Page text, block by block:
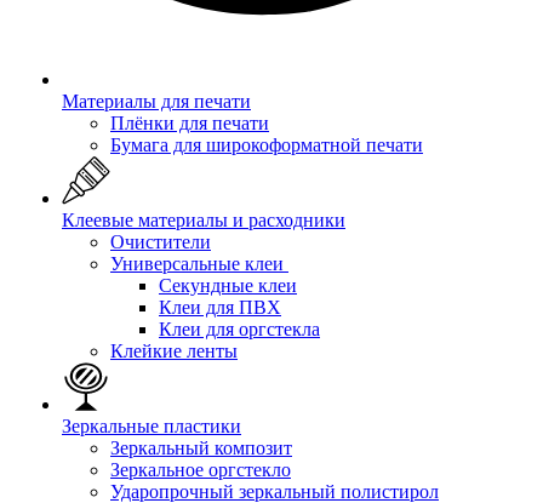
Материалы для печати
Плёнки для печати
Бумага для широкоформатной печати
Клеевые материалы и расходники
Очистители
Универсальные клеи
Секундные клеи
Клеи для ПВХ
Клеи для оргстекла
Клейкие ленты
Зеркальные пластики
Зеркальный композит
Зеркальное оргстекло
Ударопрочный зеркальный полистирол